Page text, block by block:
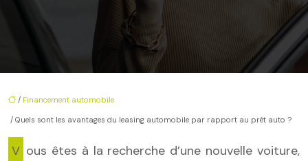
/ Financement automobile
/ Quels sont les avantages du leasing automobile par rapport au prêt auto ?
Vous êtes à la recherche d’une nouvelle voiture,